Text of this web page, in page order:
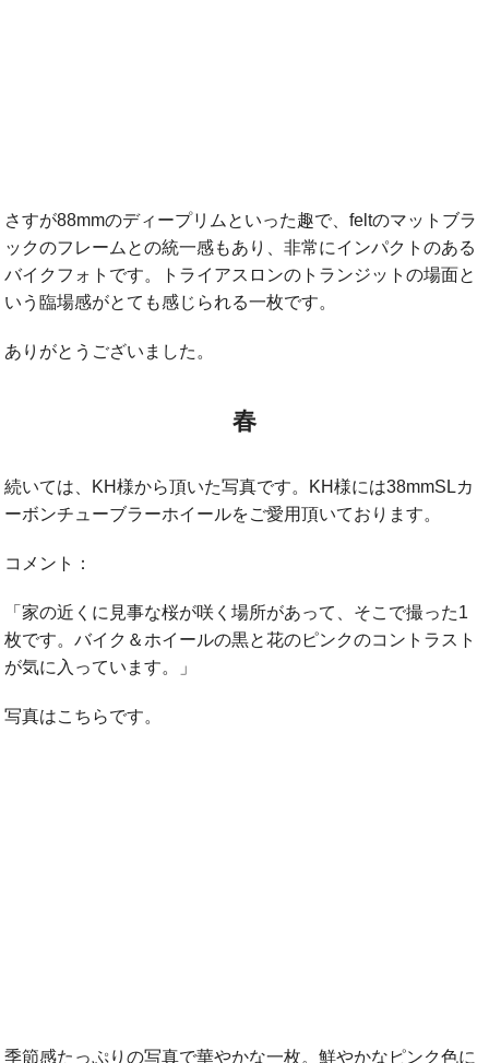
さすが88mmのディープリムといった趣で、feltのマットブラ
ックのフレームとの統一感もあり、非常にインパクトのある
バイクフォトです。トライアスロンのトランジットの場面と
いう臨場感がとても感じられる一枚です。
ありがとうございました。
春
続いては、KH様から頂いた写真です。KH様には38mmSLカ
ーボンチューブラーホイールをご愛用頂いております。
コメント：
「家の近くに見事な桜が咲く場所があって、そこで撮った1
枚です。バイク＆ホイールの黒と花のピンクのコントラスト
が気に入っています。」
写真はこちらです。
季節感たっぷりの写真で華やかな一枚。鮮やかなピンク色に